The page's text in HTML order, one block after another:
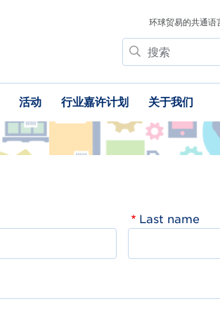
环球贸易的共通语
搜
索
活动 行业嘉许计划 关于我们
Last name